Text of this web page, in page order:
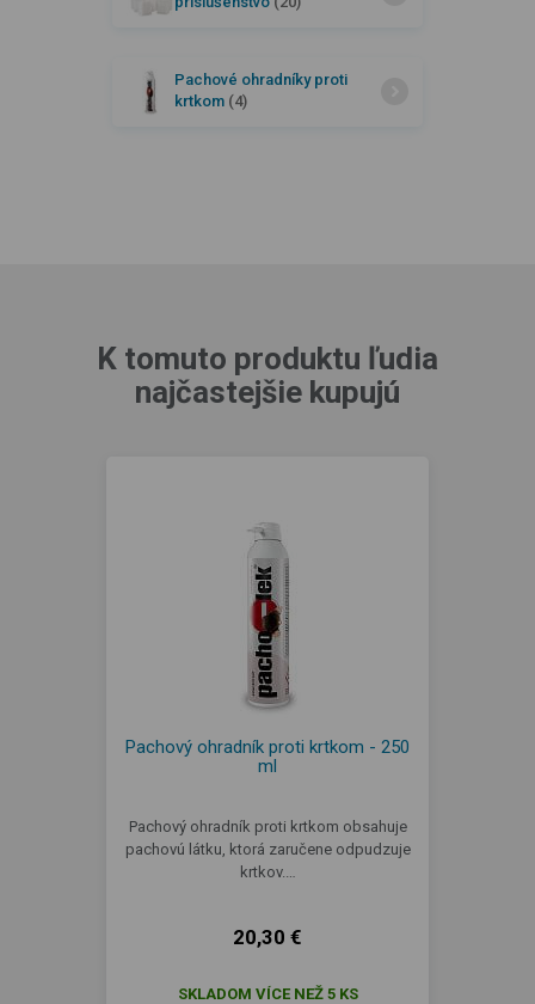
Pachové ohradníky proti
krtkom (4)
K tomuto produktu ľudia
najčastejšie kupujú
Pachový ohradník proti krtkom - 250
ml
Pachový ohradník proti krtkom obsahuje
pachovú látku, ktorá zaručene odpudzuje
krtkov.…
20,30 €
SKLADOM VÍCE NEŽ 5 KS